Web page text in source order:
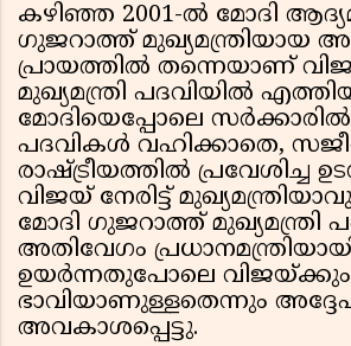
കഴിഞ്ഞ 2001-ൽ മോദി
ഗുജറാത്ത് മുഖ്യമന്ത്രിയായ
പ്രായത്തിൽ തന്നെയാണ്
മുഖ്യമന്ത്രി പദവിയിൽ
മോദിയെപ്പോലെ സർക്കാരിൽ
പദവികൾ വഹിക്കാതെ,
രാഷ്ട്രീയത്തിൽ പ്രവേശിച്ച
വിജയ് നേരിട്ട്
മോദി ഗുജറാത്ത് മുഖ്യമന്ത്രി
അതിവേഗം
ഉയർന്നതുപോലെ
ഭാവിയാണുള്ളതെന്നും
അവകാശപ്പെട്ടു.